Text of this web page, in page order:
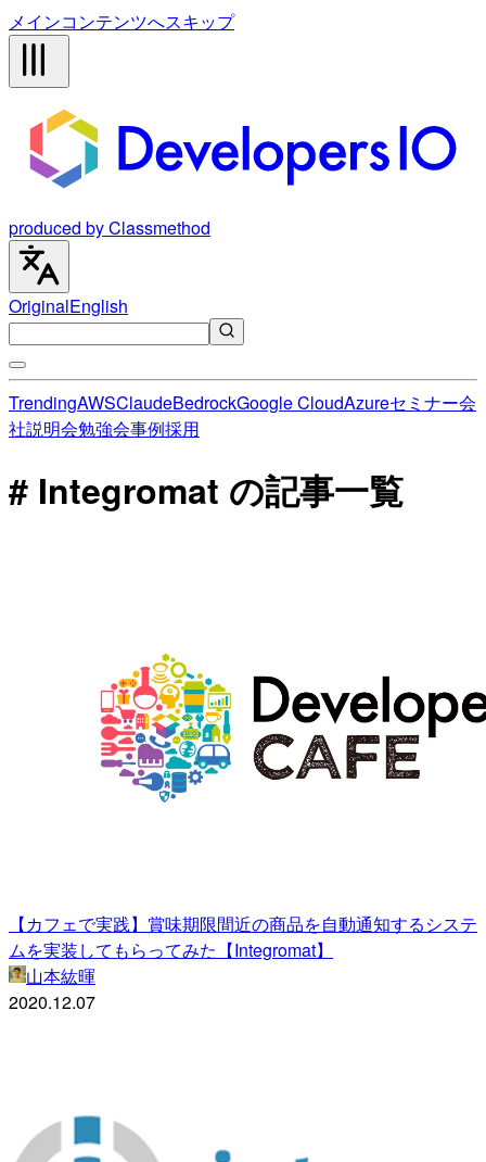
メインコンテンツへスキップ
produced by Classmethod
OriginalEnglish
TrendingAWSClaudeBedrockGoogle CloudAzureセミナー会
社説明会勉強会事例採用
# Integromat の記事一覧
【カフェで実践】賞味期限間近の商品を自動通知するシステ
ムを実装してもらってみた【Integromat】
山本紘暉
2020.12.07